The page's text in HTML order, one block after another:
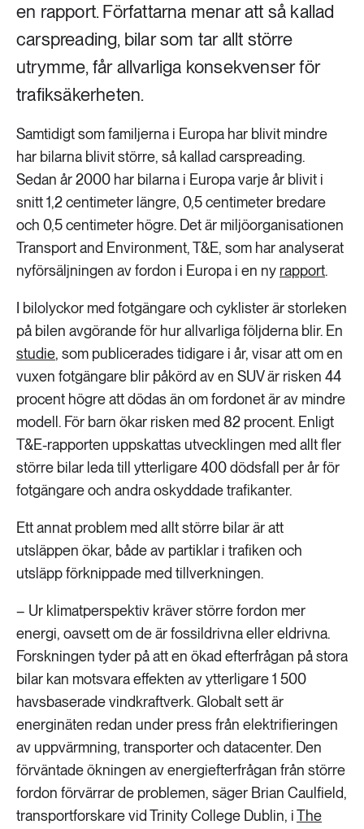
en rapport. Författarna menar att så kallad
carspreading, bilar som tar allt större
utrymme, får allvarliga konsekvenser för
trafiksäkerheten.
Samtidigt som familjerna i Europa har blivit mindre
har bilarna blivit större, så kallad carspreading.
Sedan år 2000 har bilarna i Europa varje år blivit i
snitt 1,2 centimeter längre, 0,5 centimeter bredare
och 0,5 centimeter högre. Det är miljöorganisationen
Transport and Environment, T&E, som har analyserat
nyförsäljningen av fordon i Europa i en ny rapport.
I bilolyckor med fotgängare och cyklister är storleken
på bilen avgörande för hur allvarliga följderna blir. En
studie, som publicerades tidigare i år, visar att om en
vuxen fotgängare blir påkörd av en SUV är risken 44
procent högre att dödas än om fordonet är av mindre
modell. För barn ökar risken med 82 procent. Enligt
T&E-rapporten uppskattas utvecklingen med allt fler
större bilar leda till ytterligare 400 dödsfall per år för
fotgängare och andra oskyddade trafikanter.
Ett annat problem med allt större bilar är att
utsläppen ökar, både av partiklar i trafiken och
utsläpp förknippade med tillverkningen.
– Ur klimatperspektiv kräver större fordon mer
energi, oavsett om de är fossildrivna eller eldrivna.
Forskningen tyder på att en ökad efterfrågan på stora
bilar kan motsvara effekten av ytterligare 1 500
havsbaserade vindkraftverk. Globalt sett är
energinäten redan under press från elektrifieringen
av uppvärmning, transporter och datacenter. Den
förväntade ökningen av energiefterfrågan från större
fordon förvärrar de problemen, säger Brian Caulfield,
transportforskare vid Trinity College Dublin, iThe